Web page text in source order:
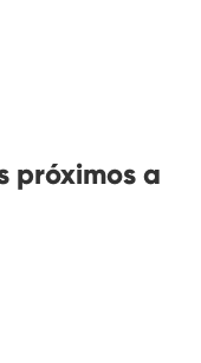
próximos a